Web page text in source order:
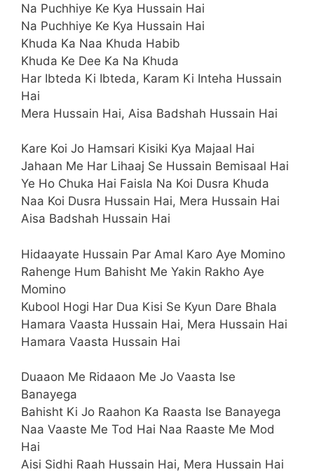
Na Puchhiye Ke Kya Hussain Hai
Na Puchhiye Ke Kya Hussain Hai
Khuda Ka Naa Khuda Habib
Khuda Ke Dee Ka Na Khuda
Har Ibteda Ki Ibteda, Karam Ki Inteha Hussain
Hai
Mera Hussain Hai, Aisa Badshah Hussain Hai
Kare Koi Jo Hamsari Kisiki Kya Majaal Hai
Jahaan Me Har Lihaaj Se Hussain Bemisaal Hai
Ye Ho Chuka Hai Faisla Na Koi Dusra Khuda
Naa Koi Dusra Hussain Hai, Mera Hussain Hai
Aisa Badshah Hussain Hai
Hidaayate Hussain Par Amal Karo Aye Momino
Rahenge Hum Bahisht Me Yakin Rakho Aye
Momino
Kubool Hogi Har Dua Kisi Se Kyun Dare Bhala
Hamara Vaasta Hussain Hai, Mera Hussain Hai
Hamara Vaasta Hussain Hai
Duaaon Me Ridaaon Me Jo Vaasta Ise
Banayega
Bahisht Ki Jo Raahon Ka Raasta Ise Banayega
Naa Vaaste Me Tod Hai Naa Raaste Me Mod
Hai
Aisi Sidhi Raah Hussain Hai, Mera Hussain Hai